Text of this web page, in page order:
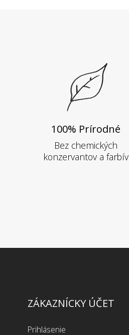
100% Prírodné
Bez chemických
konzervantov a farbív
ZÁKAZNÍCKY ÚČET
Prihlásenie